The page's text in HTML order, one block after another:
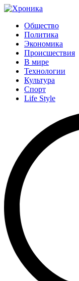
Общество
Политика
Экономика
Происшествия
В мире
Технологии
Культура
Спорт
Life Style